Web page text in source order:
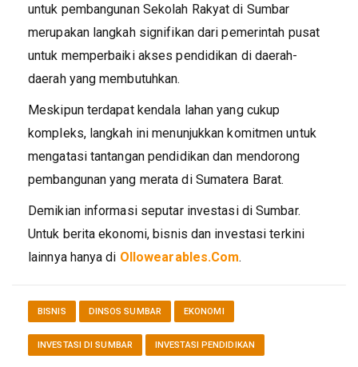
untuk pembangunan Sekolah Rakyat di Sumbar
merupakan langkah signifikan dari pemerintah pusat
untuk memperbaiki akses pendidikan di daerah-
daerah yang membutuhkan.
Meskipun terdapat kendala lahan yang cukup
kompleks, langkah ini menunjukkan komitmen untuk
mengatasi tantangan pendidikan dan mendorong
pembangunan yang merata di Sumatera Barat.
Demikian informasi seputar investasi di Sumbar.
Untuk berita ekonomi, bisnis dan investasi terkini
lainnya hanya di Ollowearables.Com.
BISNIS DINSOS SUMBAR EKONOMI
INVESTASI DI SUMBAR INVESTASI PENDIDIKAN